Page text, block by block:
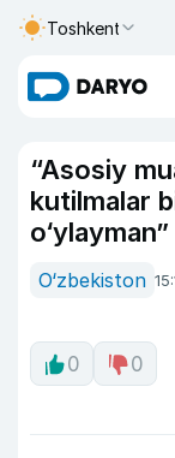
Toshkent
“Asosiy
kutilmalar
O‘zbekiston
0 0